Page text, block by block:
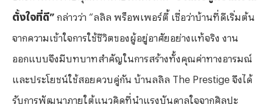
ตั้งใจที่ดี” กล่าวว่า “ลลิล พร็อพเพอร์ตี้ เชื่อว่าบ้านที่ดีเริ่มต้น
จากความเข้าใจการใช้ชีวิตของผู้อยู่อาศัยอย่างแท้จริง งาน
ออกแบบจึงมีบทบาทสำคัญในการสร้างทั้งคุณค่าทางอารมณ์
และประโยชน์ใช้สอยควบคู่กัน บ้านลลิล The Prestige จึงได้
รับการพัฒนาภายใต้แนวคิดที่นำแรงบันดาลใจจากศิลปะ